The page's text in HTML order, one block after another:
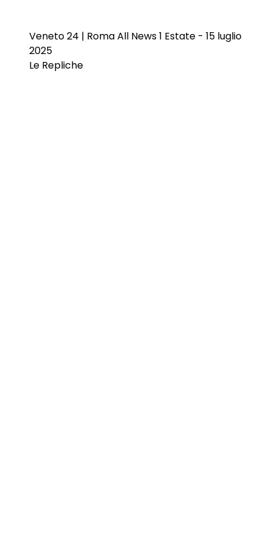
Veneto 24 | Roma All News 1 Estate - 15 luglio
2025
Le Repliche